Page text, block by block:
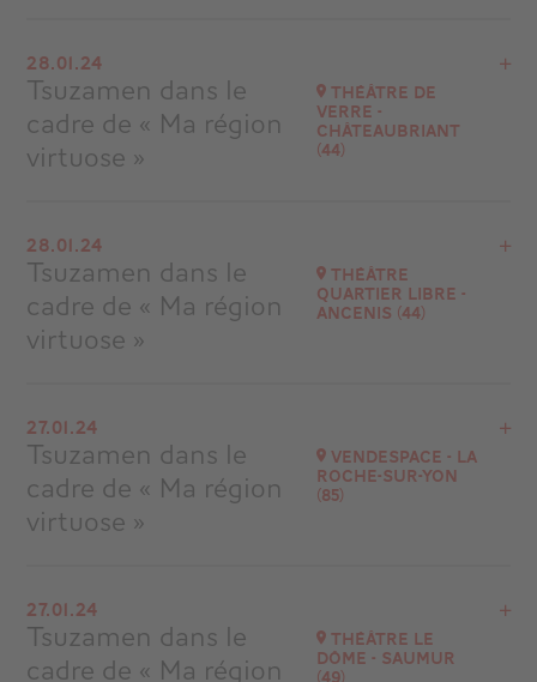
Folle Journée de Nantes
à 16H30 SALLE ORPHÉE
Accéder au site
28.01.24
Tsuzamen dans le
cadre de « Ma région
virtuose »
Théâtre de
Verre -
Châteaubriant
(44)
Châteaubriand
à 19H00
28.01.24
Tsuzamen dans le
cadre de « Ma région
virtuose »
Théâtre
Quartier Libre -
Ancenis (44)
Ancenis
à 15H00
27.01.24
Tsuzamen dans le
cadre de « Ma région
virtuose »
Vendespace - La
Roche-sur-Yon
(85)
La Roche-sur-Yon
à 20H30
27.01.24
Tsuzamen dans le
cadre de « Ma région
Théâtre le
Dôme - Saumur